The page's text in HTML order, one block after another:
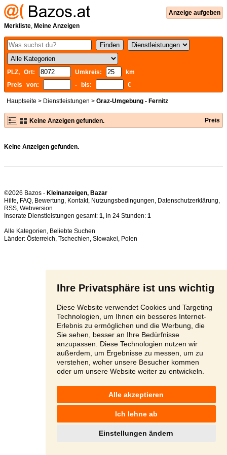
Ihre Privatsphäre ist uns wichtig
Diese Website verwendet Cookies und Targeting
Technologien, um Ihnen ein besseres Internet-
Erlebnis zu ermöglichen und die Werbung, die
Sie sehen, besser an Ihre Bedürfnisse
anzupassen. Diese Technologien nutzen wir
außerdem, um Ergebnisse zu messen, um zu
verstehen, woher unsere Besucher kommen
oder um unsere Website weiter zu entwickeln.
Alle akzeptieren
Ich lehne ab
Einstellungen ändern
Anzeige aufgeben
Merkliste, Meine Anzeigen
PLZ, Ort: Umkreis:
km
Preis von:
- bis: €
Hauptseite > Dienstleistungen > Graz-Umgebung - Fernitz
Keine Anzeigen gefunden. Preis
Keine Anzeigen gefunden.
©2026 Bazos - Kleinanzeigen, Bazar
Hilfe, FAQ, Bewertung, Kontakt, Nutzungsbedingungen, Datenschutzerklärung,
RSS,
Inserate Dienstleistungen gesamt: 1, in 24 Stunden: 1
Alle Kategorien, Beliebte Suchen
Länder: Österreich, Tschechien, Slowakei, Polen